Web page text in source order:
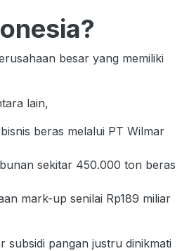
besar yang memiliki
lain,
beras melalui PT Wilmar
sekitar 450.000 ton beras
mark-up senilai Rp189 miliar
subsidi pangan justru dinikmati